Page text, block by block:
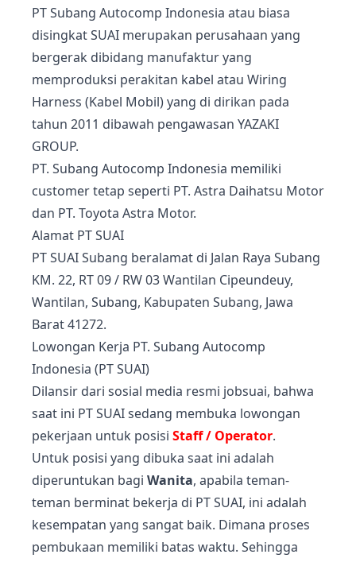
PT Subang Autocomp Indonesia atau biasa
disingkat SUAI merupakan perusahaan yang
bergerak dibidang manufaktur yang
memproduksi perakitan kabel atau Wiring
Harness (Kabel Mobil) yang di dirikan pada
tahun 2011 dibawah pengawasan YAZAKI
GROUP.
PT. Subang Autocomp Indonesia memiliki
customer tetap seperti PT. Astra Daihatsu Motor
dan PT. Toyota Astra Motor.
Alamat PT SUAI
PT SUAI Subang beralamat di Jalan Raya Subang
KM. 22, RT 09 / RW 03 Wantilan Cipeundeuy,
Wantilan, Subang, Kabupaten Subang, Jawa
Barat 41272.
Lowongan Kerja PT. Subang Autocomp
Indonesia (PT SUAI)
Dilansir dari sosial media resmi jobsuai, bahwa
saat ini PT SUAI sedang membuka lowongan
pekerjaan untuk posisi Staff / Operator.
Untuk posisi yang dibuka saat ini adalah
diperuntukan bagi Wanita, apabila teman-
teman berminat bekerja di PT SUAI, ini adalah
kesempatan yang sangat baik. Dimana proses
pembukaan memiliki batas waktu. Sehingga